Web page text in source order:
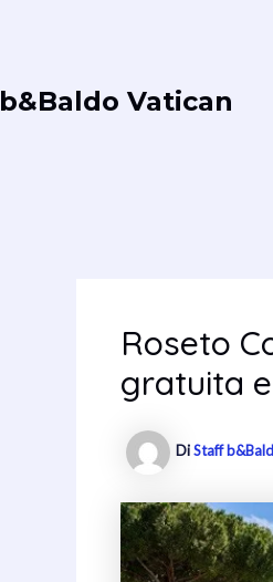
b&Baldo Vatican
Roseto
gratuita
DiStaff